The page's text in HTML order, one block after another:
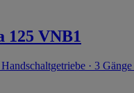
125 VNB1
· 3